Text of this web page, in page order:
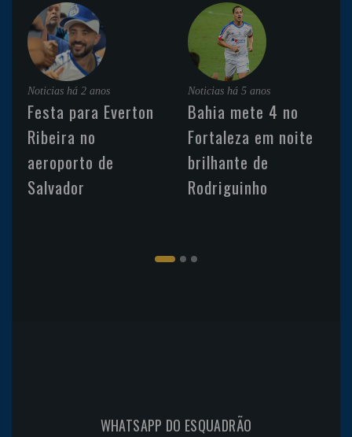
Noticias há 2 anos
Festa para Everton
Ribeira no
aeroporto de
Salvador
Noticias há 5 anos
Bahia mete 4 no
Fortaleza em noite
brilhante de
Rodriguinho
WHATSAPP DO ESQUADRÃO